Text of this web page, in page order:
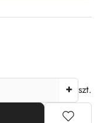
szt.